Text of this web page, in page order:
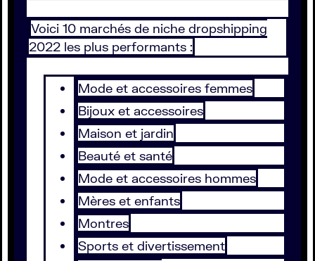
Voici 10 marchés de niche dropshipping
2022 les plus performants :
Mode et accessoires femmes
Bijoux et accessoires
Maison et jardin
Beauté et santé
Mode et accessoires hommes
Mères et enfants
Montres
Sports et divertissement